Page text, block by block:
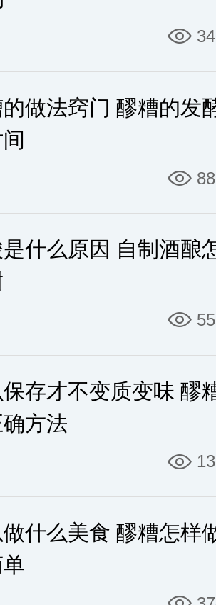
做法窍门 醪糟的发
什么原因 自制酒酿
存才不变质变味 醪
方法
什么美食 醪糟怎样